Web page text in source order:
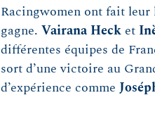
Racingwomen ont fait leur
gagne. Vairana Heck et
différentes équipes de
sort d’une victoire au
d’expérience comme